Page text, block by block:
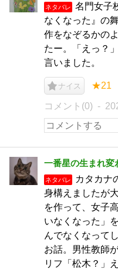
ネタバレ
名門女子
なくなった』の
作をなぞるかの
たー。「えっ？
言いました。
ナイス ★21
コメント(0)
一番星の生まれ
ネタバレ
カタカナ
身構えましたが
を作って、女子
いなくなった」
んでなくなって
お話。男性教師
リフ「松木？」